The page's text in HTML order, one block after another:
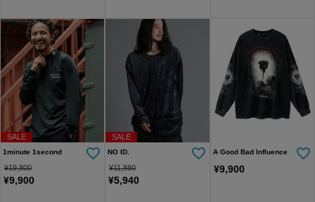
SALE
1minute 1second
¥19,800
¥9,900
SALE
NO ID.
¥11,880
¥5,940
A Good Bad Influence
¥9,900